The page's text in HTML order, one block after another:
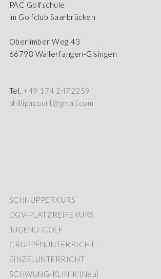
PAC Golfschule
im Golfclub Saarbrücken
Oberlimber Weg 43
66798 Wallerfangen-Gisingen
Tel. +49 174 2472259
phillipacourt@gmail.com
SCHNUPPERKURS
DGV-PLATZREIFEKURS
JUGEND-GOLF
GRUPPENUNTERRICHT
EINZELUNTERRICHT
SCHWUNG-KLINIK (Neu)